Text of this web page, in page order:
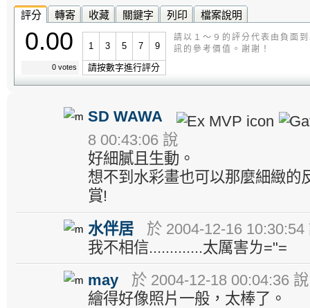
評分 轉寄 收藏 關鍵字 列印 檔案說明
0.00
0 votes
1 3 5 7 9
請按數字進行評分
請以１～９的評分代表由負面
訊的參考價值。謝謝！
SD WAWA
8 00:43:06 說
好細膩且生動。
想不到水彩畫也可以那麼細緻的
賞!
水伴居
於 2004-12-16 10:30:54
我不相信.............太厲害ㄌ="=
may
於 2004-12-18 00:04:36 說
繪得好像照片一般，太棒了。